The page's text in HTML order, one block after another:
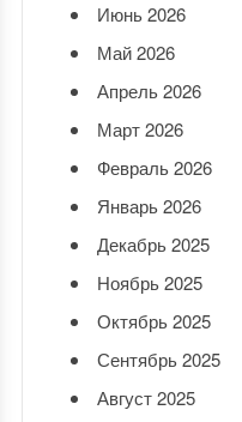
Июнь 2026
Май 2026
Апрель 2026
Март 2026
Февраль 2026
Январь 2026
Декабрь 2025
Ноябрь 2025
Октябрь 2025
Сентябрь 2025
Август 2025